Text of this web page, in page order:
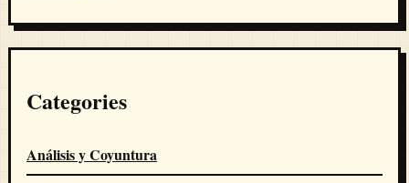
Categories
Análisis y Coyuntura